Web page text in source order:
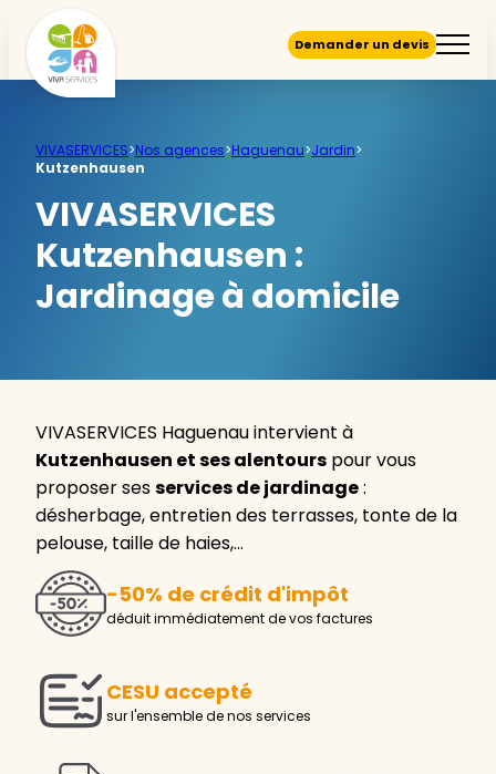
Demander un devis
VIVASERVICES>Nos agences>Haguenau>Jardin>
Kutzenhausen
VIVASERVICES
Kutzenhausen :
Jardinage à domicile
VIVASERVICES Haguenau intervient à
Kutzenhausen et ses alentours pour vous
proposer sesservices de jardinage:
désherbage, entretien des terrasses, tonte de la
pelouse, taille de haies,…
-50% de crédit d'impôt
déduit immédiatement de vos factures
CESU accepté
sur l'ensemble de nos services